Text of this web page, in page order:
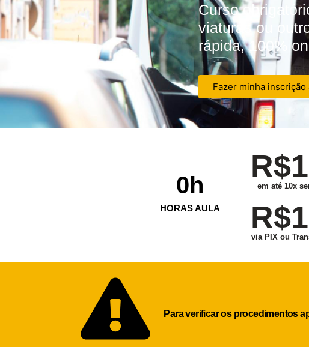
Curso
viaturas ou
rápida, 100%
Fazer minha inscrição
HORAS AULA
0h em até 10x
via PIX ou
Para verificar os procedimentos